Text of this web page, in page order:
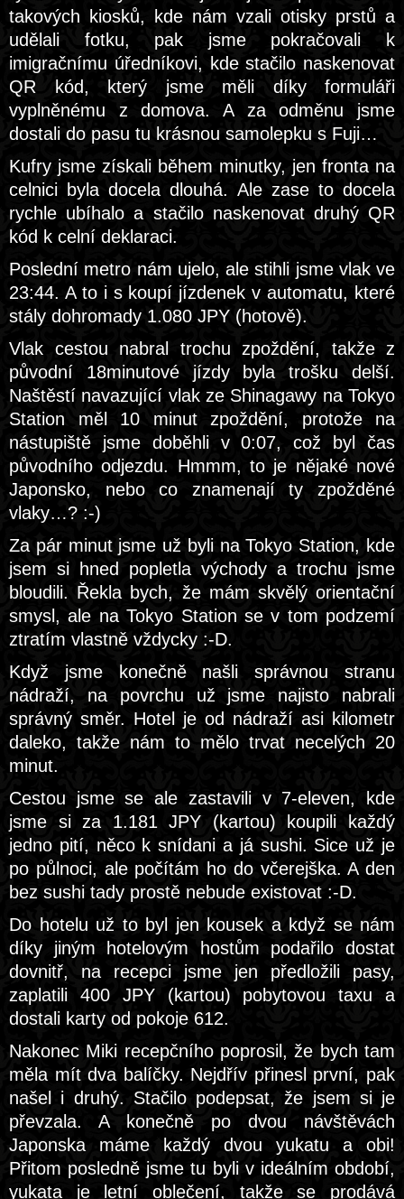
takových kiosků, kde nám vzali otisky prstů a
udělali fotku, pak jsme pokračovali k
imigračnímu úředníkovi, kde stačilo naskenovat
QR kód, který jsme měli díky formuláři
vyplněnému z domova. A za odměnu jsme
dostali do pasu tu krásnou samolepku s Fuji…
Kufry jsme získali během minutky, jen fronta na
celnici byla docela dlouhá. Ale zase to docela
rychle ubíhalo a stačilo naskenovat druhý QR
kód k celní deklaraci.
Poslední metro nám ujelo, ale stihli jsme vlak ve
23:44. A to i s koupí jízdenek v automatu, které
stály dohromady 1.080 JPY (hotově).
Vlak cestou nabral trochu zpoždění, takže z
původní 18minutové jízdy byla trošku delší.
Naštěstí navazující vlak ze Shinagawy na Tokyo
Station měl 10 minut zpoždění, protože na
nástupiště jsme doběhli v 0:07, což byl čas
původního odjezdu. Hmmm, to je nějaké nové
Japonsko, nebo co znamenají ty zpožděné
vlaky…? :-)
Za pár minut jsme už byli na Tokyo Station, kde
jsem si hned popletla východy a trochu jsme
bloudili. Řekla bych, že mám skvělý orientační
smysl, ale na Tokyo Station se v tom podzemí
ztratím vlastně vždycky :-D.
Když jsme konečně našli správnou stranu
nádraží, na povrchu už jsme najisto nabrali
správný směr. Hotel je od nádraží asi kilometr
daleko, takže nám to mělo trvat necelých 20
minut.
Cestou jsme se ale zastavili v 7-eleven, kde
jsme si za 1.181 JPY (kartou) koupili každý
jedno pití, něco k snídani a já sushi. Sice už je
po půlnoci, ale počítám ho do včerejška. A den
bez sushi tady prostě nebude existovat :-D.
Do hotelu už to byl jen kousek a když se nám
díky jiným hotelovým hostům podařilo dostat
dovnitř, na recepci jsme jen předložili pasy,
zaplatili 400 JPY (kartou) pobytovou taxu a
dostali karty od pokoje 612.
Nakonec Miki recepčního poprosil, že bych tam
měla mít dva balíčky. Nejdřív přinesl první, pak
našel i druhý. Stačilo podepsat, že jsem si je
převzala. A konečně po dvou návštěvách
Japonska máme každý dvou yukatu a obi!
Přitom posledně jsme tu byli v ideálním období,
yukata je letní oblečení, takže se prodává